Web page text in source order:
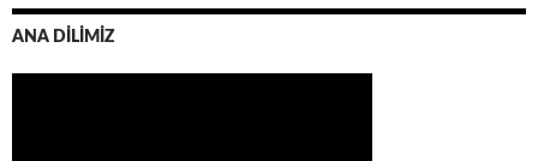
ANA DİLİMİZ